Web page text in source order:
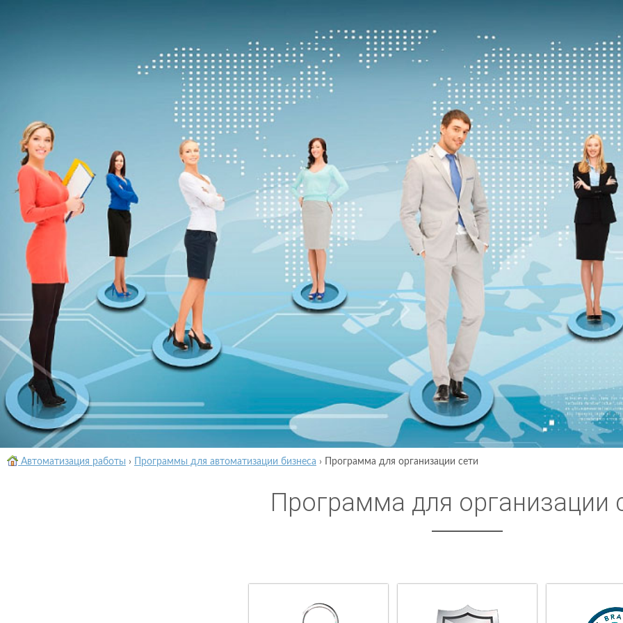
Автоматизация работы › Программы для автоматизации бизнеса › Программа для организации сети
Программа для организации